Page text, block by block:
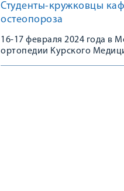
Студенты-кружковцы
остеопороза
16-17 февраля 2024 года в
ортопедии Курского